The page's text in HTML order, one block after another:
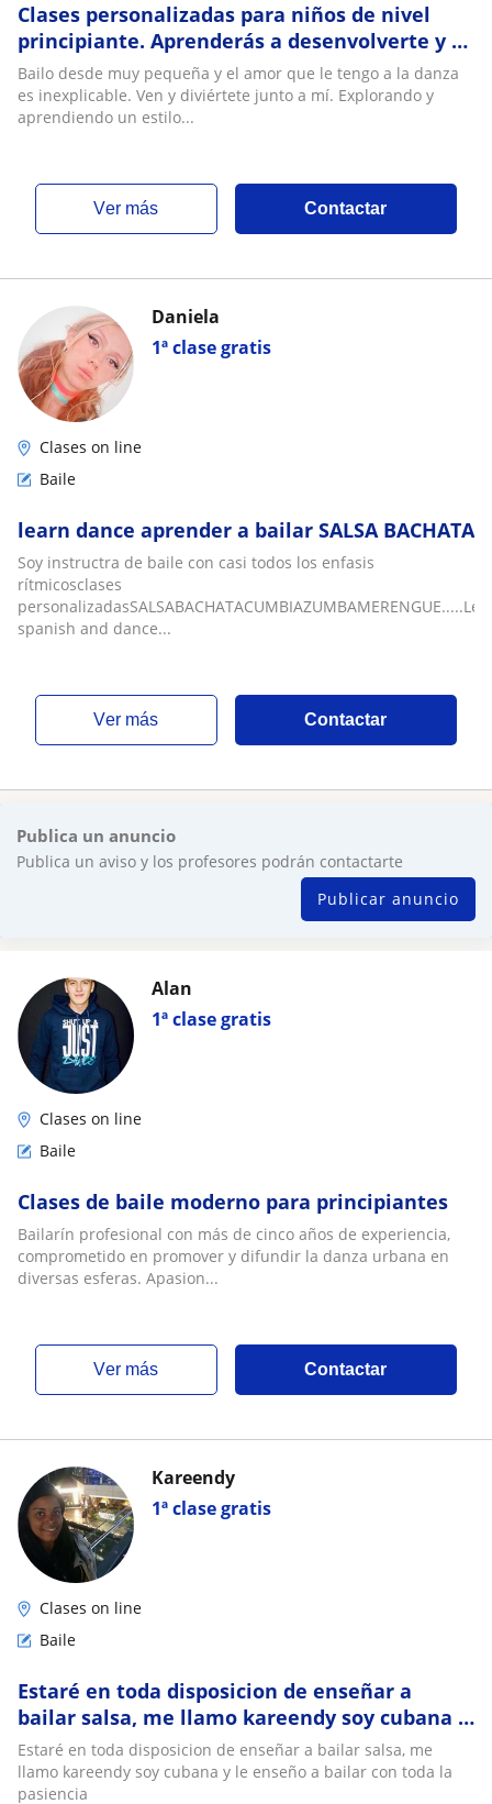
Clases personalizadas para niños de nivel
principiante. Aprenderás a desenvolverte y a
perder la timidez. ??
Bailo desde muy pequeña y el amor que le tengo a la danza
es inexplicable. Ven y diviértete junto a mí. Explorando y
aprendiendo un estilo...
ver más Contactar
1ª clase gratis
Daniela
Clases on line
Baile
learn dance aprender a bailar SALSA BACHATA
Soy instructra de baile con casi todos los enfasis
rítmicosclases
spanish and dance...
ver más Contactar
Publica un anuncio
Publica un aviso y los profesores podrán contactarte
Publicar anuncio
1ª clase gratis
Alan
Clases on line
Baile
Clases de baile moderno para principiantes
Bailarín profesional con más de cinco años de experiencia,
comprometido en promover y difundir la danza urbana en
diversas esferas. Apasion...
ver más Contactar
1ª clase gratis
Kareendy
Clases on line
Baile
Estaré en toda disposicion de enseñar a
bailar salsa, me llamo kareendy soy cubana y
le enseño a bailar con toda la pasiencia
Estaré en toda disposicion de enseñar a bailar salsa, me
llamo kareendy soy cubana y le enseño a bailar con toda la
pasiencia